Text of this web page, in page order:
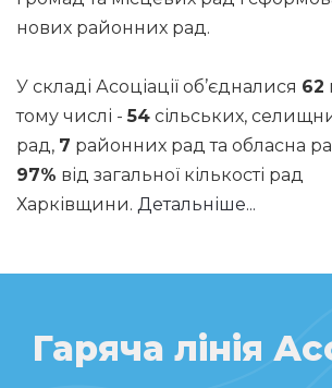
нових районних рад.
У складі Асоціації об’єдналися 62
тому числі -54 сільських,
рад, 7 районних рад та обласна
97% від загальної кількості рад
Харківщини. Детальніше...
Гаряча лінія